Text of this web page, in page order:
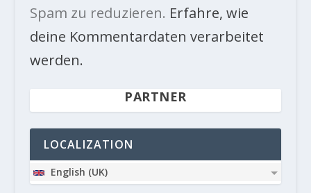
Spam zu reduzieren. Erfahre, wie
deine Kommentardaten verarbeitet
werden.
PARTNER
LOCALIZATION
English (UK)